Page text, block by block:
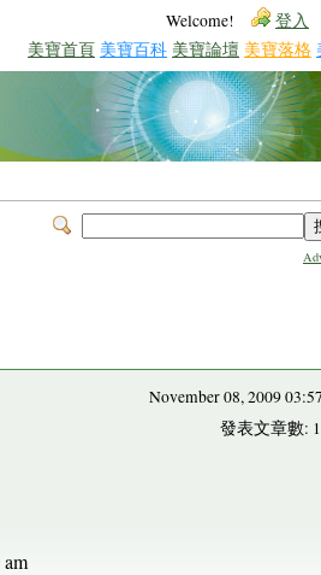
Welcome! 登入
美寶首頁 美寶百科 美寶論壇 美寶落格
November 08, 2009
發表文章數: